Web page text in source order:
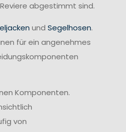
abgestimmt sind.
und Segelhosen.
für ein angenehmes
Komponenten.
von